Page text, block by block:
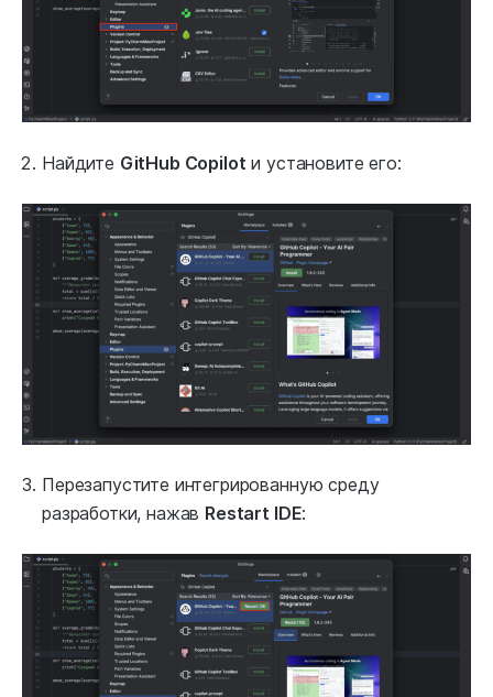
Найдите GitHub Copilot и установите его:
Перезапустите интегрированную среду
разработки, нажав Restart IDE: